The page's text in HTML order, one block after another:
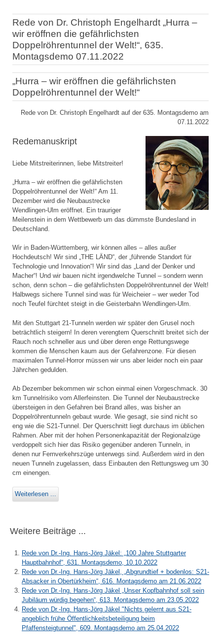
Rede von Dr. Christoph Engelhardt „Hurra –
wir eröffnen die gefährlichsten
Doppelröhrentunnel der Welt!“, 635.
Montagsdemo 07.11.2022
„Hurra – wir eröffnen die gefährlichsten
Doppelröhrentunnel der Welt!“
Rede von Dr. Christoph Engelhardt auf der 635. Montagsdemo am
07.11.2022
Redemanuskript
Liebe Mitstreiterinnen, liebe Mitstreiter!
„Hurra – wir eröffnen die gefährlichsten
Doppelröhrentunnel der Welt!“ Am 11.
Dezember wird die Neubaustrecke
Wendlingen-Ulm eröffnet. Ein trauriger
Meilenstein in dem Wettbewerb um das dümmste Bundesland in
Deutschland.
Wir in Baden-Württemberg, wir können alles – alles außer
Hochdeutsch! Wir sind „THE LÄND“, der „führende Standort für
Technologie und Innovation“! Wir sind das „Land der Denker und
Macher“! Und wir bauen nicht irgendwelche Tunnel – sondern wenn
schon, denn schon – die gefährlichsten Doppelröhrentunnel der Welt!
Halbwegs sichere Tunnel sind was für Weicheier – wer weder Tod
noch Teufel fürchtet steigt in die Geisterbahn Wendlingen-Ulm.
Mit den Stuttgart 21-Tunneln werden wir später den Grusel noch
beträchtlich steigern! In deren verengtem Querschnitt breitet sich der
Rauch noch schneller aus und über deren enge Rettungswege
kommen die Menschen kaum aus der Gefahrenzone. Für diesen
maximalen Tunnel-Horror müssen wir uns aber leider noch ein paar
Jährchen gedulden.
Ab Dezember bekommen wir schon einmal einen Vorgeschmack. 30
km Tunnelrisiko vom Allerfeinsten. Die Tunnel der Neubaustrecke
übersteigen in den Gefahren bei Brand alles, was bisher an
Doppelröhrentunneln gebaut wurde. Wie gesagt, sie sind nicht so
eng wie die S21-Tunnel. Der Querschnitt liegt durchaus im üblichen
Rahmen. Aber mit der hohen Personenkapazität der Regionalzüge
verdoppelt sich hier das Risiko gegenüber anderen Tunneln, in
denen nur Fernverkehrszüge unterwegs sind. Außerdem wird in den
neuen Tunneln zugelassen, dass Einbauten den Rettungsweg um 30
cm einengen.
Weiterlesen ...
Weitere Beiträge ...
Rede von Dr.-Ing. Hans-Jörg Jäkel: „100 Jahre Stuttgarter
Hauptbahnhof“, 631. Montagsdemo, 10.10.2022
Rede von Dr.-Ing. Hans-Jörg Jäkel, „Abgrundtief + bodenlos: S21-
Absacker in Obertürkheim“, 616. Montagsdemo am 21.06.2022
Rede von Dr.-Ing. Hans-Jörg Jäkel „Unser Kopfbahnhof soll sein
Jubiläum würdig begehen“, 613. Montagsdemo am 23.05.2022
Rede von Dr.-Ing. Hans-Jörg Jäkel "Nichts gelernt aus S21-
angeblich frühe Öffentlichkeitsbeteiligung beim
Pfaffensteigtunnel", 609. Montagsdemo am 25.04.2022